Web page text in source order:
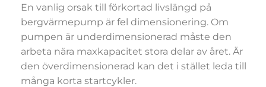
En vanlig orsak till förkortad livslängd på
bergvärmepump är fel dimensionering. Om
pumpen är underdimensionerad måste den
arbeta nära maxkapacitet stora delar av året. Är
den överdimensionerad kan det i stället leda till
många korta startcykler.